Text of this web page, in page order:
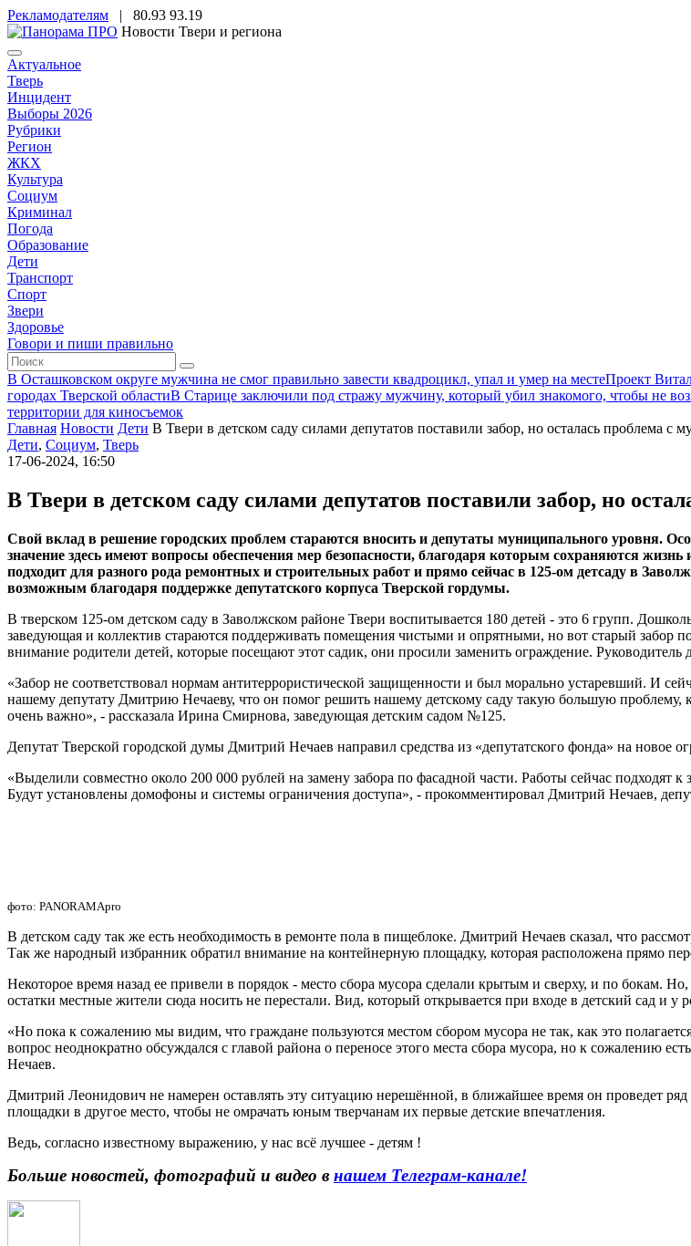
Рекламодателям | 80.93 93.19
Новости Твери и региона
Актуальное
Тверь
Инцидент
Выборы 2026
Рубрики
Регион
ЖКХ
Культура
Социум
Криминал
Погода
Образование
Дети
Транспорт
Спорт
Звери
Здоровье
Говори и пиши правильно
В Осташковском округе мужчина не смог правильно завести квадроцикл, упал и умер на местеПроект
городах Тверской областиВ Старице заключили под стражу мужчину, который убил знакомого, чтобы не
территории для киносъемок
Главная Новости Дети В Твери в детском саду силами депутатов поставили забор, но осталась проблема с
Дети, Социум, Тверь
17-06-2024, 16:50
В Твери в детском саду силами депутатов поставили забор, но
Свой вклад в решение городских проблем стараются вносить и депутаты муниципального уровня.
значение здесь имеют вопросы обеспечения мер безопасности, благодаря которым сохраняются
подходит для разного рода ремонтных и строительных работ и прямо сейчас в 125-ом детсаду в
возможным благодаря поддержке депутатского корпуса Тверской гордумы.
В тверском 125-ом детском саду в Заволжском районе Твери воспитывается 180 детей - это 6 групп.
заведующая и коллектив стараются поддерживать помещения чистыми и опрятными, но вот старый забор
внимание родители детей, которые посещают этот садик, они просили заменить ограждение.
«Забор не соответствовал нормам антитеррористической защищенности и был морально устаревший. И
нашему депутату Дмитрию Нечаеву, что он помог решить нашему детскому саду такую большую проблему,
очень важно», - рассказала Ирина Смирнова, заведующая детским садом №125.
Депутат Тверской городской думы Дмитрий Нечаев направил средства из «депутатского фонда» на новое
«Выделили совместно около 200 000 рублей на замену забора по фасадной части. Работы сейчас
Будут установлены домофоны и системы ограничения доступа», - прокомментировал Дмитрий Нечаев,
фото: PANORAMApro
В детском саду так же есть необходимость в ремонте пола в пищеблоке. Дмитрий Нечаев сказал, что
Так же народный избранник обратил внимание на контейнерную площадку, которая расположена прямо
Некоторое время назад ее привели в порядок - место сбора мусора сделали крытым и сверху, и по бокам.
остатки местные жители сюда носить не перестали. Вид, который открывается при входе в детский сад и у
«Но пока к сожалению мы видим, что граждане пользуются местом сбором мусора не так, как это
вопрос неоднократно обсуждался с главой района о переносе этого места сбора мусора, но к сожалению
Нечаев.
Дмитрий Леонидович не намерен оставлять эту ситуацию нерешённой, в ближайшее время он проведет
площадки в другое место, чтобы не омрачать юным тверчанам их первые детские впечатления.
Ведь, согласно известному выражению, у нас всё лучшее - детям !
Больше новостей, фотографий и видео в нашем Телеграм-канале!